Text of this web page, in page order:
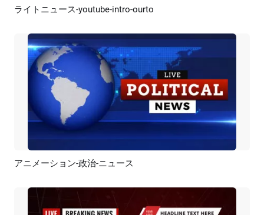
プレビュー AI再生成
ライトニュース-youtube-intro-ourto
プレビュー
アニメーション-政治-ニュース